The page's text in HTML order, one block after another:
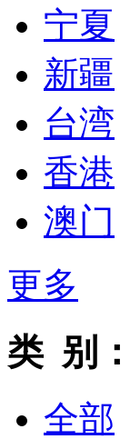
宁夏
新疆
台湾
香港
澳门
更多
类 别：
全部